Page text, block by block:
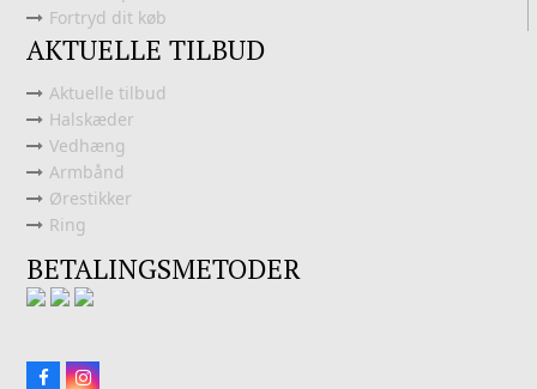
Fortryd dit køb
AKTUELLE TILBUD
Aktuelle tilbud
Halskæder
Vedhæng
Armbånd
Ørestikker
Ring
BETALINGSMETODER